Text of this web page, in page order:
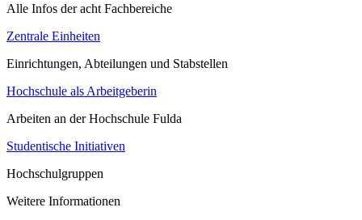
Alle Infos der acht Fachbereiche
Zentrale Einheiten
Einrichtungen, Abteilungen und Stabstellen
Hochschule als Arbeitgeberin
Arbeiten an der Hochschule Fulda
Studentische Initiativen
Hochschulgruppen
Weitere Informationen